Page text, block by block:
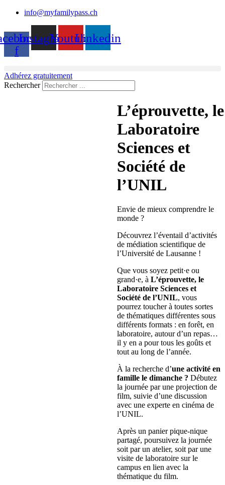
info@myfamilypass.ch
f
InstagramYoutubeLinkedin
Adhérez gratuitement
Rechercher
L’éprouvette, le
Laboratoire
Sciences et
Société de
l’UNIL
Envie de mieux comprendre le
monde ?
Découvrez l’éventail d’activités
de médiation scientifique de
l’Université de Lausanne !
Que vous soyez petit·e ou
grand·e, à L’éprouvette, le
Laboratoire Sciences et
Société de l’UNIL, vous
pourrez toucher à toutes sortes
de thématiques différentes sous
différents formats : en forêt, en
laboratoire, autour d’un repas…
il y en a pour tous les goûts et
tout au long de l’année.
À la recherche d’une activité en
famille le dimanche ? Débutez
la journée par une projection de
film, suivie d’une discussion
avec une experte en cinéma de
l’UNIL.
Après un panier pique-nique
partagé, poursuivez la journée
soit par un atelier, soit par une
visite de laboratoire sur le
campus en lien avec la
thématique du film.